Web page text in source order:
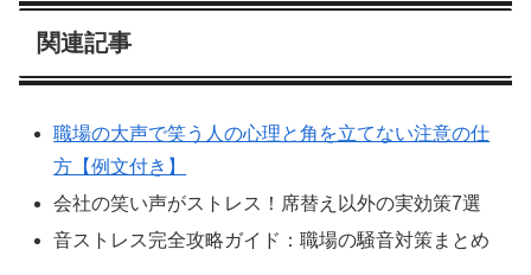
関連記事
職場の大声で笑う人の心理と角を立てない注意の仕
方【例文付き】
会社の笑い声がストレス！席替え以外の実効策7選
音ストレス完全攻略ガイド：職場の騒音対策まとめ